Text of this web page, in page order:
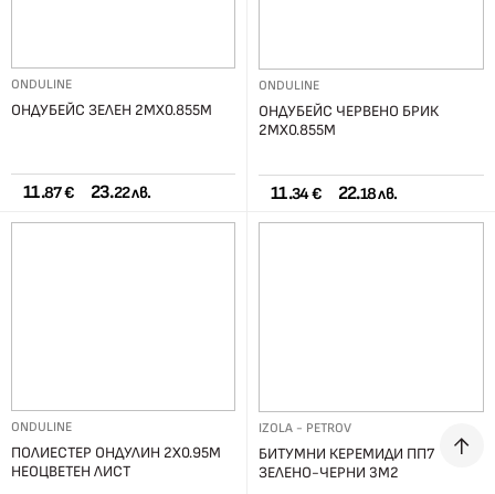
ONDULINE
ОНДУБЕЙС ЗЕЛЕН 2МХ0.855М
11.87 € 23.22 лв.
ONDULINE
ОНДУБЕЙС ЧЕРВЕНО БРИК
2МХ0.855М
11.34 € 22.18 лв.
ONDULINE
ПОЛИЕСТЕР ОНДУЛИН 2Х0.95М
НЕОЦВЕТЕН ЛИСТ
IZOLA - PETROV
БИТУМНИ КЕРЕМИДИ ПП7
ЗЕЛЕНО-ЧЕРНИ 3М2